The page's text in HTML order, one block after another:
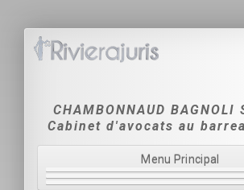
CHAMBONNAUD BAGNOLI
Cabinet d'avocats au
Menu Principal